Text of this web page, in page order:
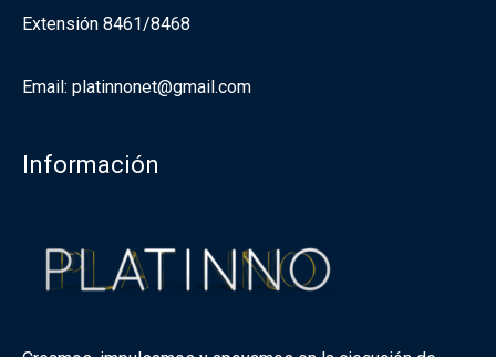
Extensión 8461/8468
Email: platinnonet@gmail.com
Información